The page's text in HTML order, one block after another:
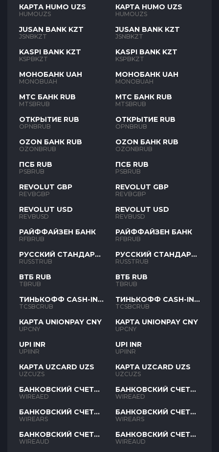
КАРТА HUMO UZS
HUMOUZS
JUSAN BANK KZT
JSNBKZT
KASPI BANK KZT
KSPBKZT
МОНОБАНК UAH
MONOBUAH
МТС БАНК RUB
MTSBRUB
ОТКРЫТИЕ RUB
OPNBRUB
OZON БАНК RUB
OZONBRUB
ПСБ RUB
PSBRUB
REVOLUT GBP
REVBGBP
REVOLUT USD
REVBUSD
РАЙФФАЙЗЕН БАНК
RFBRUB
РУССКИЙ СТАНДАРТ
RUB
RUSSTRUB
ВТБ RUB
TBRUB
ТИНЬКОФФ CASH-IN
RUB
TCSBCRUB
КАРТА UNIONPAY CNY
UPCNY
UPI INR
UPIINR
КАРТА UZCARD UZS
UZCUZS
БАНКОВСКИЙ СЧЕТ
AED
WIREAED
БАНКОВСКИЙ СЧЕТ
ARS
WIREARS
БАНКОВСКИЙ СЧЕТ
AUD
WIREAUD
КАРТА HUMO UZS
HUMOUZS
JUSAN BANK KZT
JSNBKZT
KASPI BANK KZT
KSPBKZT
МОНОБАНК UAH
MONOBUAH
МТС БАНК RUB
MTSBRUB
ОТКРЫТИЕ RUB
OPNBRUB
OZON БАНК RUB
OZONBRUB
ПСБ RUB
PSBRUB
REVOLUT GBP
REVBGBP
REVOLUT USD
REVBUSD
РАЙФФАЙЗЕН БАНК
RFBRUB
РУССКИЙ СТАНДАРТ
RUB
RUSSTRUB
ВТБ RUB
TBRUB
ТИНЬКОФФ CASH-IN
RUB
TCSBCRUB
КАРТА UNIONPAY CNY
UPCNY
UPI INR
UPIINR
КАРТА UZCARD UZS
UZCUZS
БАНКОВСКИЙ СЧЕТ
AED
WIREAED
БАНКОВСКИЙ СЧЕТ
ARS
WIREARS
БАНКОВСКИЙ СЧЕТ
AUD
WIREAUD